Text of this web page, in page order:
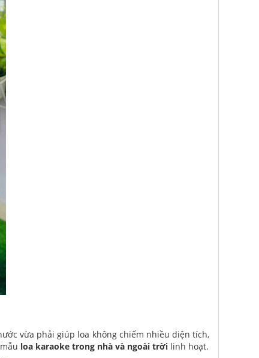
vừa phải giúp loa không chiếm nhiều diện tích,
loa karaoke trong nhà và ngoài trời linh hoạt.